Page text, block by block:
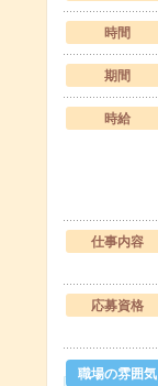
時間
期間
時給
仕事内容
応募資格
職場の雰囲気